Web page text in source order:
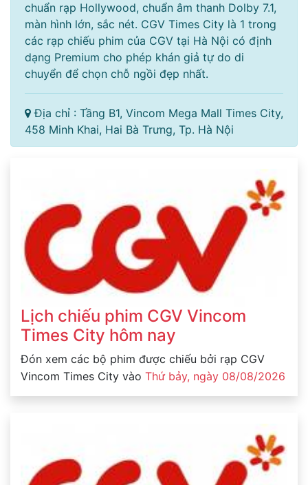
chuẩn rạp Hollywood, chuẩn âm thanh Dolby 7.1,
màn hình lớn, sắc nét. CGV Times City là 1 trong
các rạp chiếu phim của CGV tại Hà Nội có định
dạng Premium cho phép khán giả tự do di
chuyển để chọn chỗ ngồi đẹp nhất.
Địa chỉ : Tầng B1, Vincom Mega Mall Times City,
458 Minh Khai, Hai Bà Trưng, Tp. Hà Nội
Lịch chiếu phim CGV Vincom
Times City hôm nay
Đón xem các bộ phim được chiếu bởi rạp CGV
Vincom Times City vào Thứ bảy, ngày 08/08/2026